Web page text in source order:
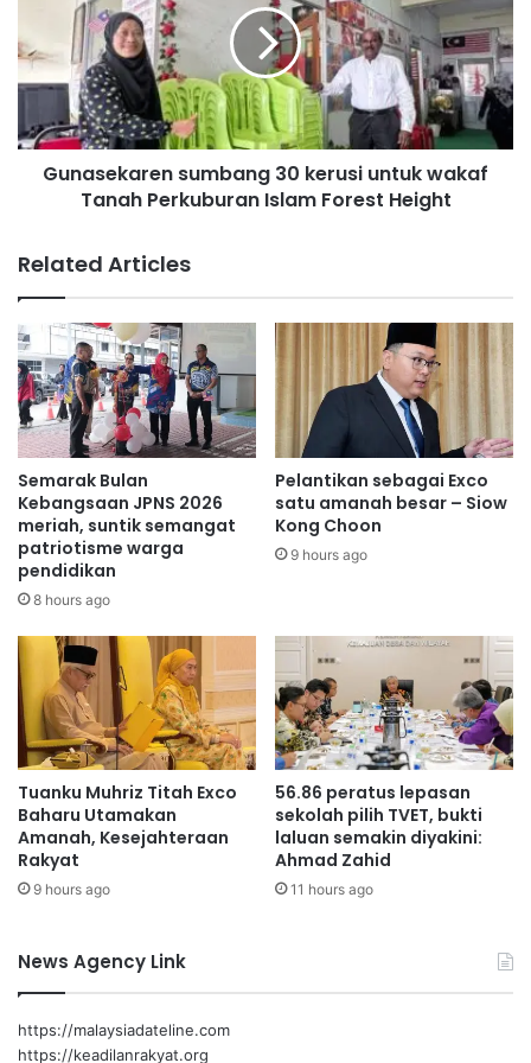
g
p
m
g
a
p
a
l
a
n
k
e
s
e
l
m
a
t
a
n
d
i
T
a
m
a
a
v
n
s
r
m
b
a
n
g
3
0
k
e
r
u
s
i
u
t
u
k
w
a
k
a
f
T
a
n
P
e
r
k
Gunasekaren sumbang 30 kerusi untuk wakaf
Tanah Perkuburan Islam Forest Height
Related Articles
Semarak Bulan
Kebangsaan JPNS 2026
meriah, suntik semangat
patriotisme warga
pendidikan
8 hours ago
Pelantikan sebagai Exco
satu amanah besar – Siow
Kong Choon
9 hours ago
Tuanku Muhriz Titah Exco
Baharu Utamakan
Amanah, Kesejahteraan
Rakyat
9 hours ago
56.86 peratus lepasan
sekolah pilih TVET, bukti
laluan semakin diyakini:
Ahmad Zahid
11 hours ago
News Agency Link
https://malaysiadateline.com
https://keadilanrakyat.org